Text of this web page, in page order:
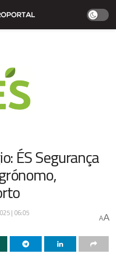
ÉS Segurança
| 06:05
AA